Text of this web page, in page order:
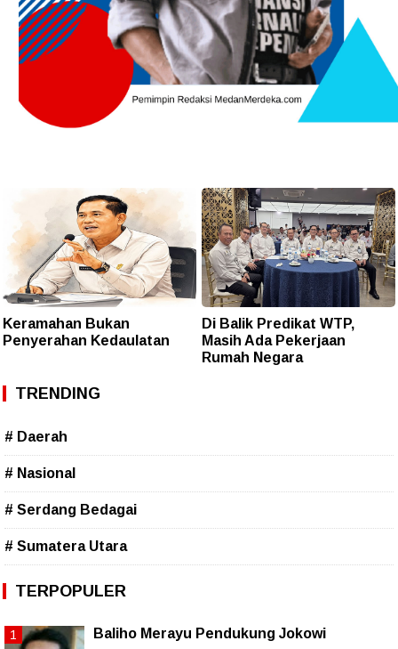
Keramahan Bukan
Penyerahan Kedaulatan
Di Balik Predikat WTP,
Masih Ada Pekerjaan
Rumah Negara
TRENDING
# Daerah
# Nasional
# Serdang Bedagai
# Sumatera Utara
TERPOPULER
Baliho Merayu Pendukung Jokowi